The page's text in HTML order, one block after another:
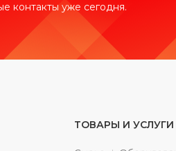
контакты уже сегодня.
ТОВАРЫ И УСЛУГИ